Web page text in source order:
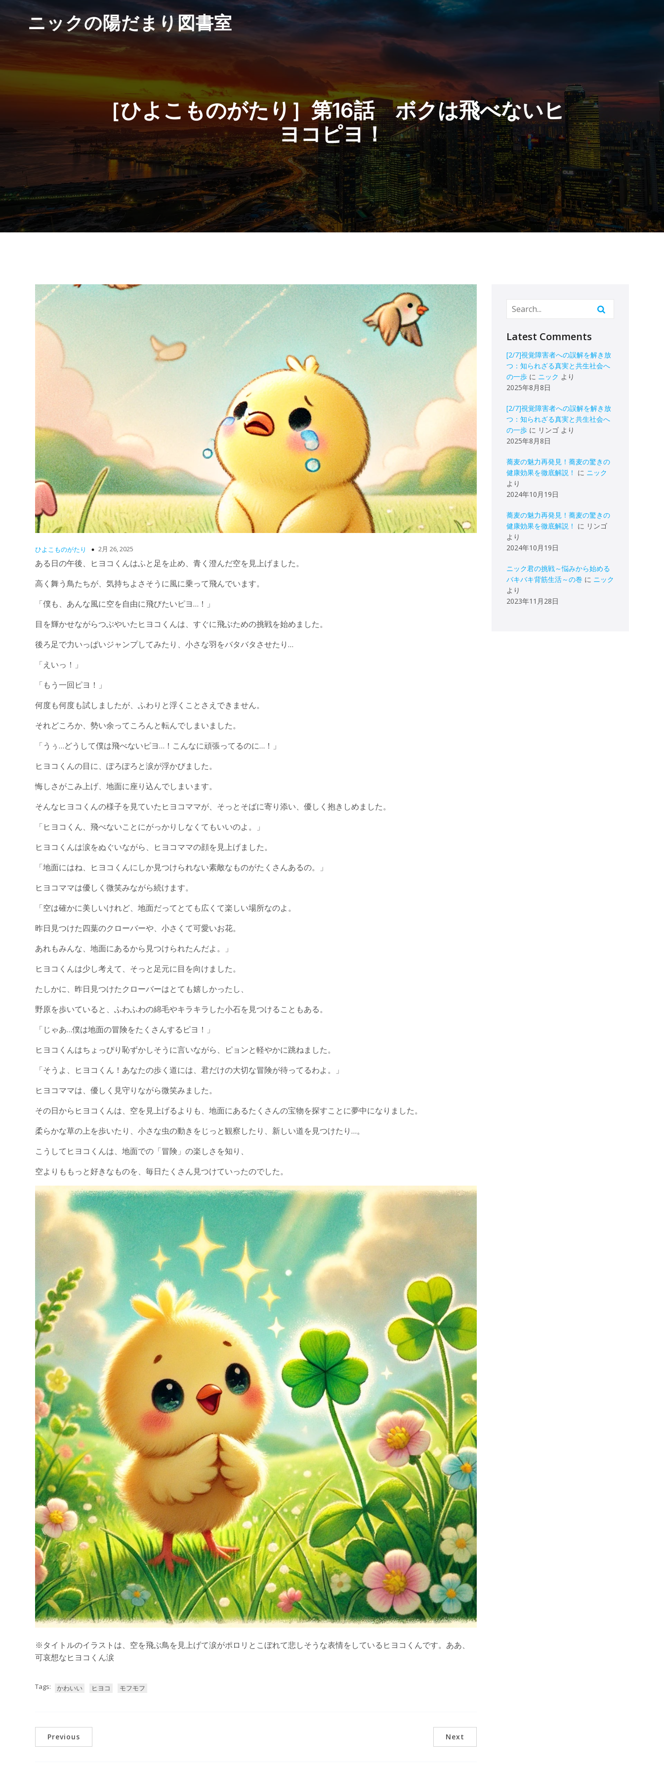
ニックの陽だまり図書室
［ひよこものがたり］第16話 ボクは飛べないヒ
ヨコピヨ！
ひよこものがたり 2月 26, 2025
ある日の午後、ヒヨコくんはふと足を止め、青く澄んだ空を見上げました。
高く舞う鳥たちが、気持ちよさそうに風に乗って飛んでいます。
「僕も、あんな風に空を自由に飛びたいピヨ…！」
目を輝かせながらつぶやいたヒヨコくんは、すぐに飛ぶための挑戦を始めました。
後ろ足で力いっぱいジャンプしてみたり、小さな羽をバタバタさせたり…
「えいっ！」
「もう一回ピヨ！」
何度も何度も試しましたが、ふわりと浮くことさえできません。
それどころか、勢い余ってころんと転んでしまいました。
「うぅ…どうして僕は飛べないピヨ…！こんなに頑張ってるのに…！」
ヒヨコくんの目に、ぽろぽろと涙が浮かびました。
悔しさがこみ上げ、地面に座り込んでしまいます。
そんなヒヨコくんの様子を見ていたヒヨコママが、そっとそばに寄り添い、優しく抱きしめました。
「ヒヨコくん、飛べないことにがっかりしなくてもいいのよ。」
ヒヨコくんは涙をぬぐいながら、ヒヨコママの顔を見上げました。
「地面にはね、ヒヨコくんにしか見つけられない素敵なものがたくさんあるの。」
ヒヨコママは優しく微笑みながら続けます。
「空は確かに美しいけれど、地面だってとても広くて楽しい場所なのよ。
昨日見つけた四葉のクローバーや、小さくて可愛いお花。
あれもみんな、地面にあるから見つけられたんだよ。」
ヒヨコくんは少し考えて、そっと足元に目を向けました。
たしかに、昨日見つけたクローバーはとても嬉しかったし、
野原を歩いていると、ふわふわの綿毛やキラキラした小石を見つけることもある。
「じゃあ…僕は地面の冒険をたくさんするピヨ！」
ヒヨコくんはちょっぴり恥ずかしそうに言いながら、ピョンと軽やかに跳ねました。
「そうよ、ヒヨコくん！あなたの歩く道には、君だけの大切な冒険が待ってるわよ。」
ヒヨコママは、優しく見守りながら微笑みました。
その日からヒヨコくんは、空を見上げるよりも、地面にあるたくさんの宝物を探すことに夢中になりました。
柔らかな草の上を歩いたり、小さな虫の動きをじっと観察したり、新しい道を見つけたり…。
こうしてヒヨコくんは、地面での「冒険」の楽しさを知り、
空よりももっと好きなものを、毎日たくさん見つけていったのでした。
※タイトルのイラストは、空を飛ぶ鳥を見上げて涙がポロリとこぼれて悲しそうな表情をしているヒヨコくんです。ああ、
可哀想なヒヨコくん涙
Tags: かわいい ヒヨコ モフモフ
Previous Next
Latest Comments
[2/7]視覚障害者への誤解を解き放
つ：知られざる真実と共生社会へ
の一歩 に ニック より
2025年8月8日
[2/7]視覚障害者への誤解を解き放
つ：知られざる真実と共生社会へ
の一歩 に リンゴ より
2025年8月8日
蕎麦の魅力再発見！蕎麦の驚きの
健康効果を徹底解説！ に ニック
より
2024年10月19日
蕎麦の魅力再発見！蕎麦の驚きの
健康効果を徹底解説！ に リンゴ
より
2024年10月19日
ニック君の挑戦～悩みから始める
バキバキ背筋生活～の巻 に ニック
より
2023年11月28日